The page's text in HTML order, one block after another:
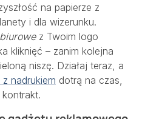
na papierze z
i dla wizerunku.
z Twoim logo
kliknięć – zanim kolejna
niszę. Działaj teraz, a
nadrukiem dotrą na czas,